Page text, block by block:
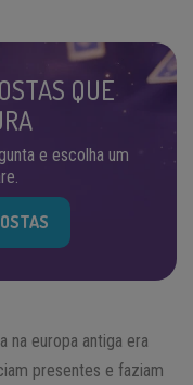
QUE
e escolha um
na europa antiga era
presentes e faziam